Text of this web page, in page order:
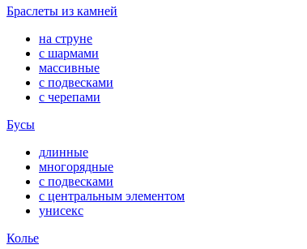
Браслеты из камней
на струне
с шармами
массивные
с подвесками
с черепами
Бусы
длинные
многорядные
с подвесками
с центральным элементом
унисекс
Колье